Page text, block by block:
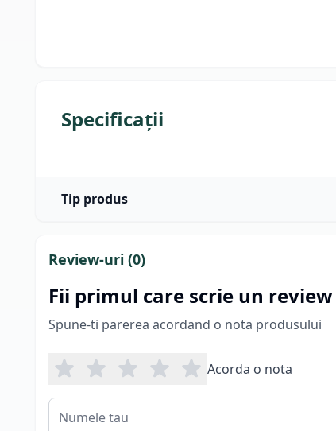
Specificații
Tip produs
Review-uri (0)
Fii primul care scrie un review
Spune-ti parerea acordand o nota produsului
Acorda o nota